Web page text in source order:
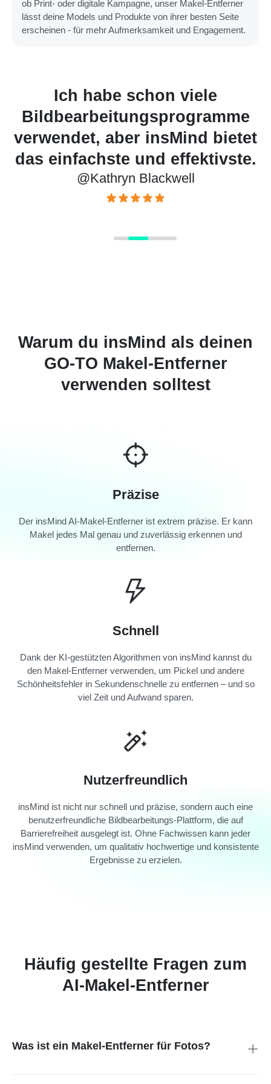
ob Print- oder digitale Kampagne, unser Makel-Entferner
lässt deine Models und Produkte von ihrer besten Seite
erscheinen - für mehr Aufmerksamkeit und Engagement.
Es erspart mir Stunden an
Bildbearbeitung und liefert
immer perfekte Ergebnisse.
@Rachel Villanueva
Warum du insMind als deinen
GO-TO Makel-Entferner
verwenden solltest
Präzise
Der insMind AI-Makel-Entferner ist extrem präzise. Er kann
Makel jedes Mal genau und zuverlässig erkennen und
entfernen.
Schnell
Dank der KI-gestützten Algorithmen von insMind kannst du
den Makel-Entferner verwenden, um Pickel und andere
Schönheitsfehler in Sekundenschnelle zu entfernen – und so
viel Zeit und Aufwand sparen.
Nutzerfreundlich
insMind ist nicht nur schnell und präzise, sondern auch eine
benutzerfreundliche Bildbearbeitungs-Plattform, die auf
Barrierefreiheit ausgelegt ist. Ohne Fachwissen kann jeder
insMind verwenden, um qualitativ hochwertige und konsistente
Ergebnisse zu erzielen.
Häufig gestellte Fragen zum
AI-Makel-Entferner
Was ist ein Makel-Entferner für Fotos?